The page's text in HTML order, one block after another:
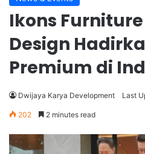
Ikons
Design
Premium di
Dwijaya Karya Development Last
202 2 minutes read